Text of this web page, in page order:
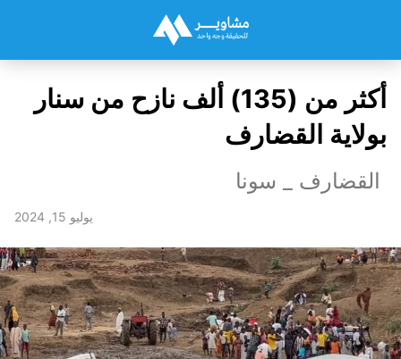
أكثر من (135) ألف نازح من سنار
بولاية القضارف
القضارف _ سونا
يوليو 15, 2024